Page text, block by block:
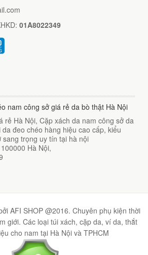
01A8022349
nam công sở giá rẻ da bò thật Hà Nội
rẻ Hà Nội, Cặp xách da nam công sở da
đeo chéo hàng hiệu cao cấp, kiểu
trọng uy tín tại hà nội
100000 Hà Nội,
AFI SHOP @2016. Chuyên phụ kiện thời
giới. Các loại túi xách, cặp da, ví da, thắt
cho nam tại Hà Nội và TPHCM